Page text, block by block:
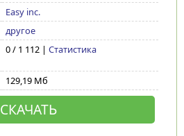
Easy inc.
другое
0 / 1 112 | Статистика
129,19 Мб
СКАЧАТЬ